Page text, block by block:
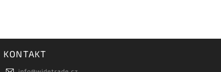
KONTAKT